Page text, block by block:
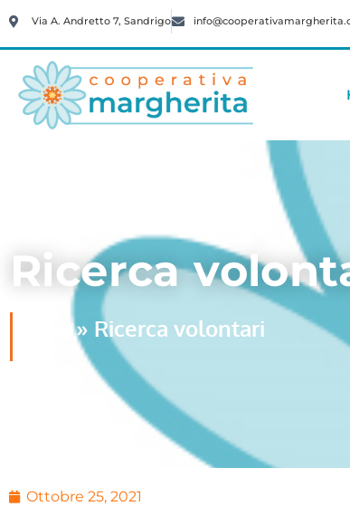
Via A. Andretto 7, Sandrigo
Ricerca
» Ricerca volontari
Ottobre 25, 2021